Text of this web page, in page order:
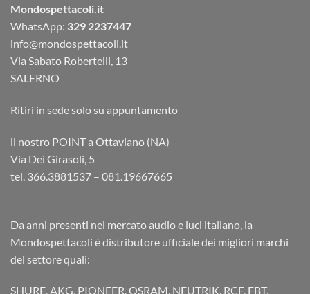
Mondospettacoli.it
WhatsApp: 329 2237447
info@mondospettacoli.it
Via Sabato Robertelli, 13
SALERNO
Ritiri in sede solo su appuntamento
il nostro POINT a Ottaviano (NA)
Via Dei Girasoli, 5
tel. 366.3881537 – 081.19667665
Da anni presenti nel mercato audio e luci italiano, la
Mondospettacoli è distributore ufficiale dei migliori marchi
del settore quali:
SHURE, AKG, PIONEER, OSRAM, NEUTRIK, RCF, FBT,